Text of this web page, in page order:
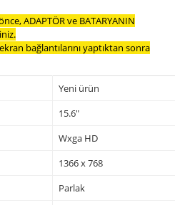
ADAPTÖR ve BATARYANIN
bağlantılarını yaptıktan sonra
Yeni ürün
15.6"
Wxga HD
1366 x 768
Parlak